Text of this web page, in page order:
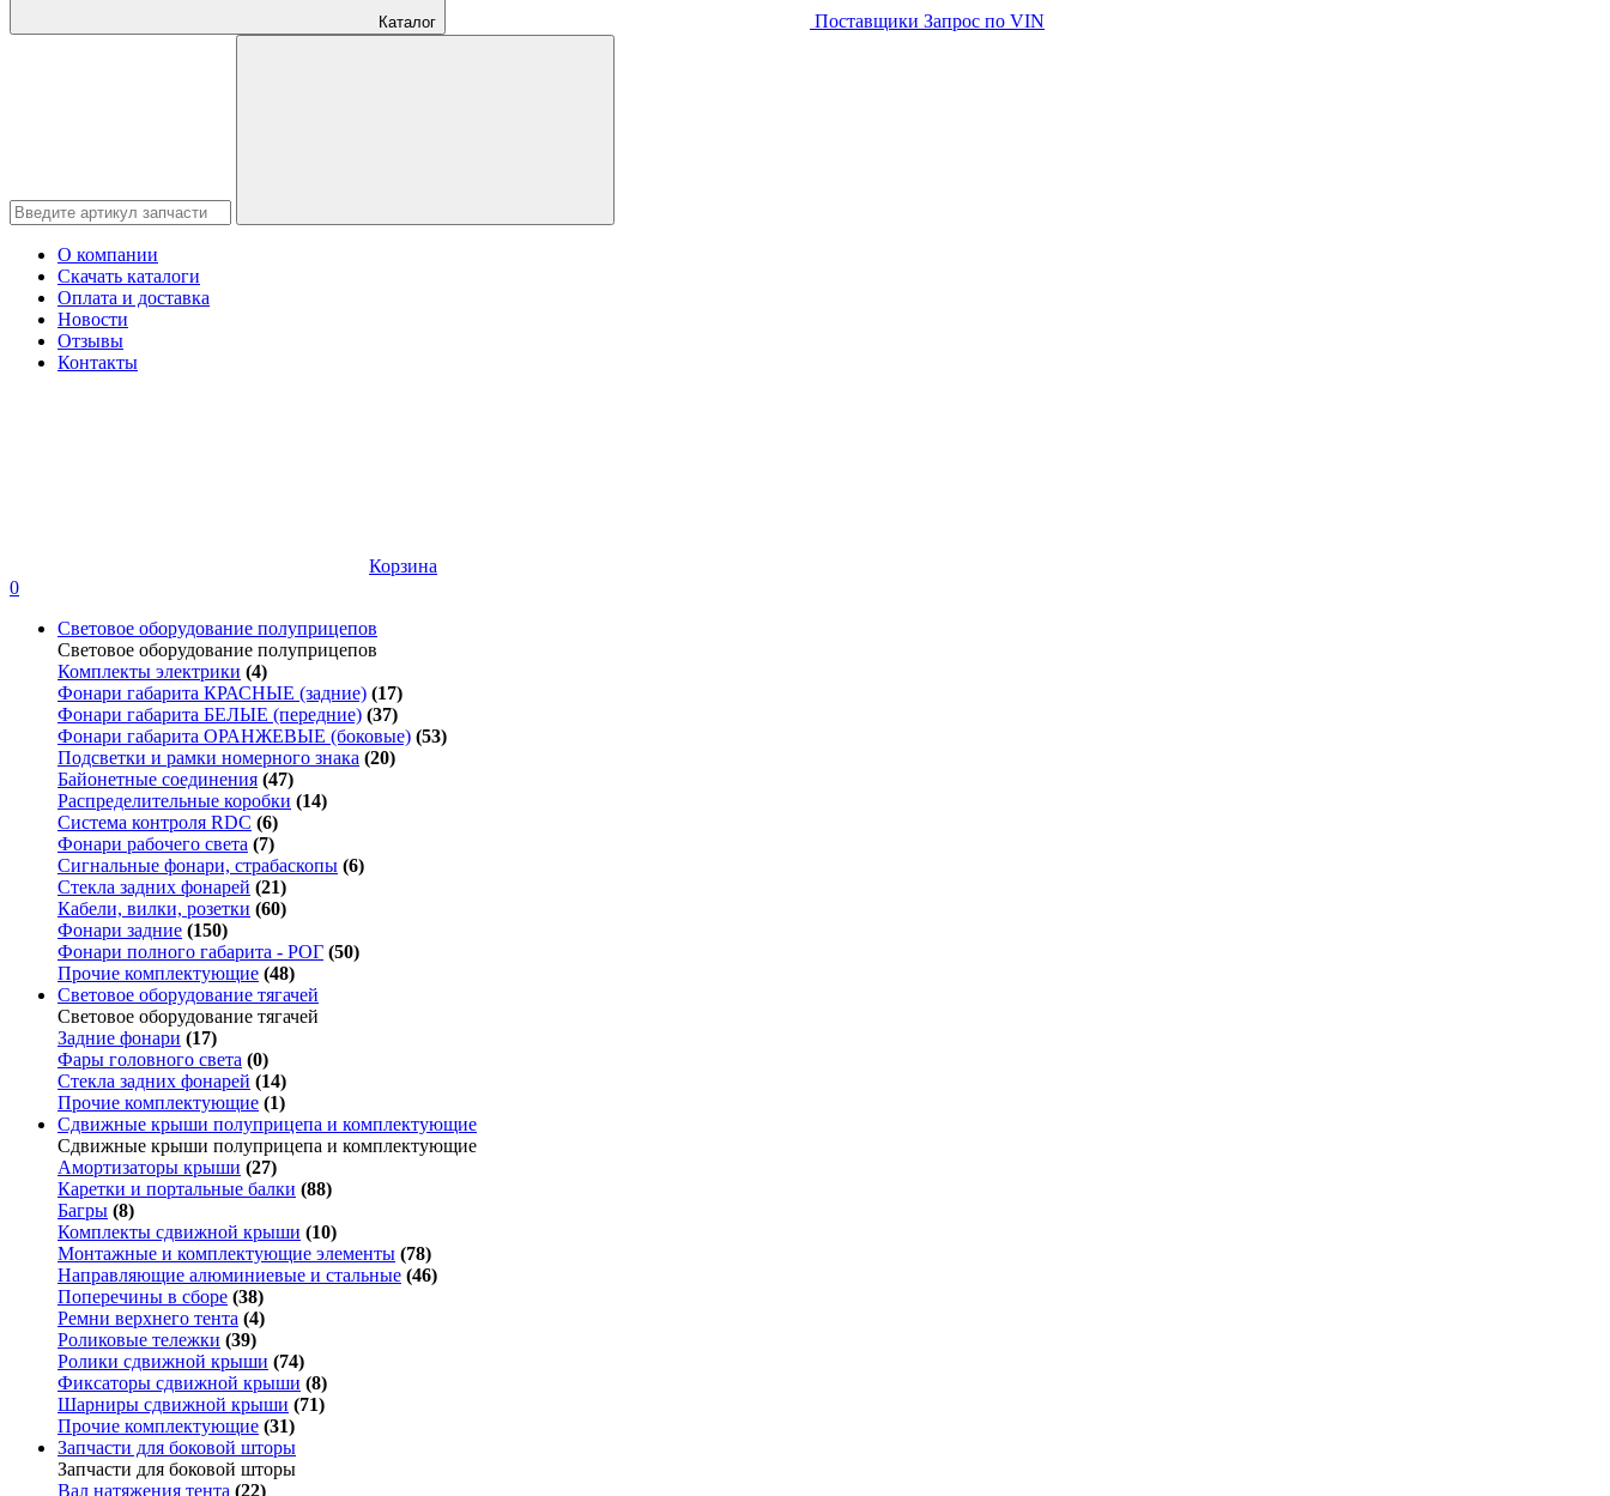
Каталог Поставщики Запрос по VIN
О компании
Скачать каталоги
Оплата и доставка
Новости
Отзывы
Контакты
Корзина
0
Световое оборудование полуприцепов
Световое оборудование полуприцепов
Комплекты электрики (4)
Фонари габарита КРАСНЫЕ (задние) (17)
Фонари габарита БЕЛЫЕ (передние) (37)
Фонари габарита ОРАНЖЕВЫЕ (боковые) (53)
Подсветки и рамки номерного знака (20)
Байонетные соединения (47)
Распределительные коробки (14)
Система контроля RDC (6)
Фонари рабочего света (7)
Сигнальные фонари, страбаскопы (6)
Стекла задних фонарей (21)
Кабели, вилки, розетки (60)
Фонари задние (150)
Фонари полного габарита - РОГ (50)
Прочие комплектующие (48)
Световое оборудование тягачей
Световое оборудование тягачей
Задние фонари (17)
Фары головного света (0)
Стекла задних фонарей (14)
Прочие комплектующие (1)
Сдвижные крыши полуприцепа и комплектующие
Сдвижные крыши полуприцепа и комплектующие
Амортизаторы крыши (27)
Каретки и портальные балки (88)
Багры (8)
Комплекты сдвижной крыши (10)
Монтажные и комплектующие элементы (78)
Направляющие алюминиевые и стальные (46)
Поперечины в сборе (38)
Ремни верхнего тента (4)
Роликовые тележки (39)
Ролики сдвижной крыши (74)
Фиксаторы сдвижной крыши (8)
Шарниры сдвижной крыши (71)
Прочие комплектующие (31)
Запчасти для боковой шторы
Запчасти для боковой шторы
Вал натяжения тента (22)